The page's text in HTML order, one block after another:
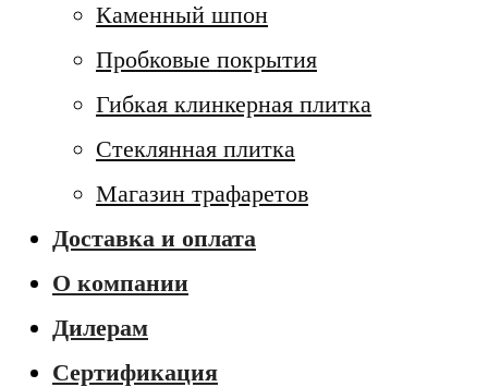
Каменный шпон
Пробковые покрытия
Гибкая клинкерная плитка
Стеклянная плитка
Магазин трафаретов
Доставка и оплата
О компании
Дилерам
Сертификация